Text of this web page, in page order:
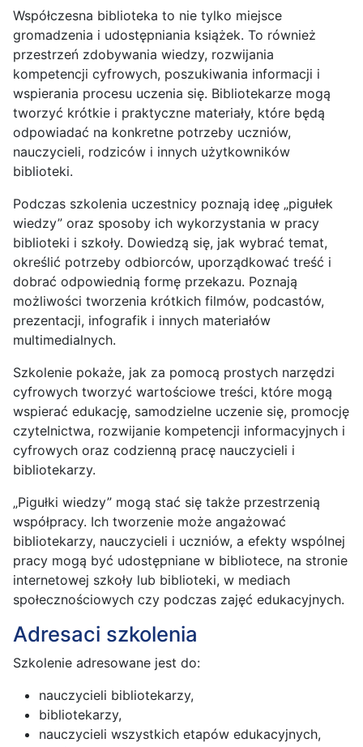
Współczesna biblioteka to nie tylko miejsce
gromadzenia i udostępniania książek. To również
przestrzeń zdobywania wiedzy, rozwijania
kompetencji cyfrowych, poszukiwania informacji i
wspierania procesu uczenia się. Bibliotekarze mogą
tworzyć krótkie i praktyczne materiały, które będą
odpowiadać na konkretne potrzeby uczniów,
nauczycieli, rodziców i innych użytkowników
biblioteki.
Podczas szkolenia uczestnicy poznają ideę „pigułek
wiedzy” oraz sposoby ich wykorzystania w pracy
biblioteki i szkoły. Dowiedzą się, jak wybrać temat,
określić potrzeby odbiorców, uporządkować treść i
dobrać odpowiednią formę przekazu. Poznają
możliwości tworzenia krótkich filmów, podcastów,
prezentacji, infografik i innych materiałów
multimedialnych.
Szkolenie pokaże, jak za pomocą prostych narzędzi
cyfrowych tworzyć wartościowe treści, które mogą
wspierać edukację, samodzielne uczenie się, promocję
czytelnictwa, rozwijanie kompetencji informacyjnych i
cyfrowych oraz codzienną pracę nauczycieli i
bibliotekarzy.
„Pigułki wiedzy” mogą stać się także przestrzenią
współpracy. Ich tworzenie może angażować
bibliotekarzy, nauczycieli i uczniów, a efekty wspólnej
pracy mogą być udostępniane w bibliotece, na stronie
internetowej szkoły lub biblioteki, w mediach
społecznościowych czy podczas zajęć edukacyjnych.
Adresaci szkolenia
Szkolenie adresowane jest do:
nauczycieli bibliotekarzy,
bibliotekarzy,
nauczycieli wszystkich etapów edukacyjnych,